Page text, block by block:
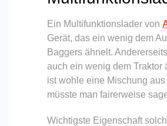
Ein Multifunktionslader von
Gerät, das ein wenig dem
Baggers ähnelt.
auch ein wenig dem Traktor
ist wohle eine Mischung
müsste man fairerweise
Wichtigste Eigenschaft